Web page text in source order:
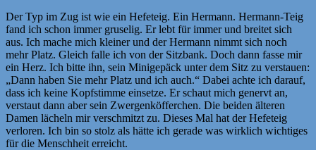
Der Typ im Zug ist wie ein Hefeteig. Ein Hermann. Hermann-Teig
fand ich schon immer gruselig. Er lebt für immer und breitet sich
aus. Ich mache mich kleiner und der Hermann nimmt sich noch
mehr Platz. Gleich falle ich von der Sitzbank. Doch dann fasse mir
ein Herz. Ich bitte ihn, sein Minigepäck unter dem Sitz zu verstauen:
„Dann haben Sie mehr Platz und ich auch.“ Dabei achte ich darauf,
dass ich keine Kopfstimme einsetze. Er schaut mich genervt an,
verstaut dann aber sein Zwergenköfferchen. Die beiden älteren
Damen lächeln mir verschmitzt zu. Dieses Mal hat der Hefeteig
verloren. Ich bin so stolz als hätte ich gerade was wirklich wichtiges
für die Menschheit erreicht.